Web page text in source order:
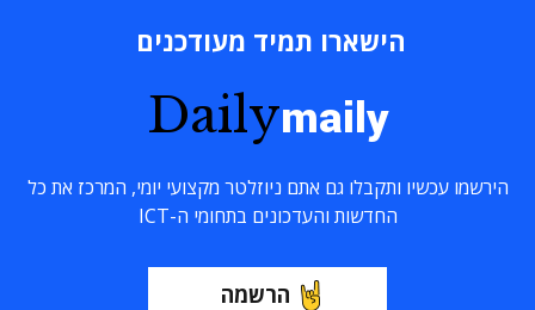
הישארו תמיד מעודכנים
Dailymaily
הירשמו עכשיו ותקבלו גם אתם ניוזלטר מקצועי יומי, המרכז את כל
החדשות והעדכונים בתחומי ה-ICT
הרשמה